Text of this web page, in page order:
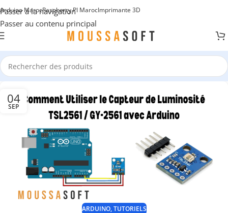
Passer à la navigation
Passer au contenu principal
Arduino MarocRaspberry PI MarocImprimante 3D
04
SEP
ARDUINO,TUTORIELS